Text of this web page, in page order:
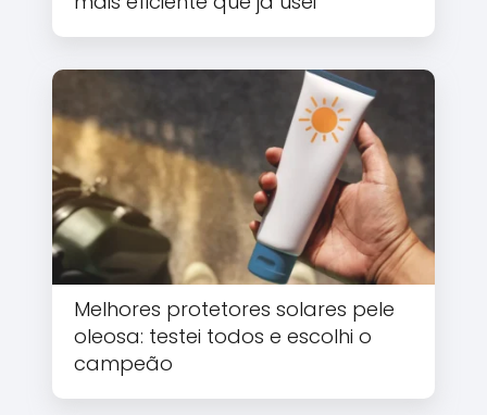
Melhores protetores solares pele
oleosa: testei todos e escolhi o
campeão